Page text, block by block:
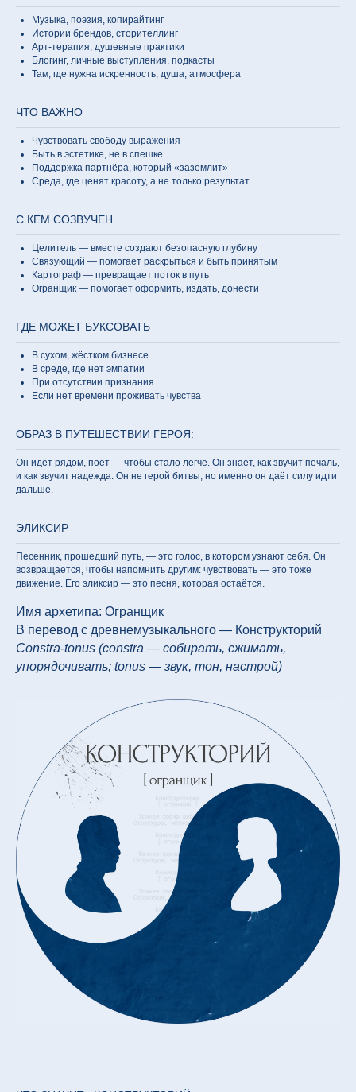
Музыка, поэзия, копирайтинг
Истории брендов, сторителлинг
Арт-терапия, душевные практики
Блогинг, личные выступления, подкасты
Там, где нужна искренность, душа, атмосфера
ЧТО ВАЖНО
Чувствовать свободу выражения
Быть в эстетике, не в спешке
Поддержка партнёра, который «заземлит»
Среда, где ценят красоту, а не только результат
С КЕМ СОЗВУЧЕН
Целитель — вместе создают безопасную глубину
Связующий — помогает раскрыться и быть принятым
Картограф — превращает поток в путь
Огранщик — помогает оформить, издать, донести
ГДЕ МОЖЕТ БУКСОВАТЬ
В сухом, жёстком бизнесе
В среде, где нет эмпатии
При отсутствии признания
Если нет времени проживать чувства
ОБРАЗ В ПУТЕШЕСТВИИ ГЕРОЯ:
Он идёт рядом, поёт — чтобы стало легче. Он знает, как звучит печаль,
и как звучит надежда. Он не герой битвы, но именно он даёт силу идти
дальше.
ЭЛИКСИР
Песенник, прошедший путь, — это голос, в котором узнают себя. Он
возвращается, чтобы напомнить другим: чувствовать — это тоже
движение. Его эликсир — это песня, которая остаётся.
Имя архетипа: Огранщик
В перевод с древнемузыкального — Конструкторий
Constra-tonus (constra — собирать, сжимать,
упорядочивать; tonus — звук, тон, настрой)